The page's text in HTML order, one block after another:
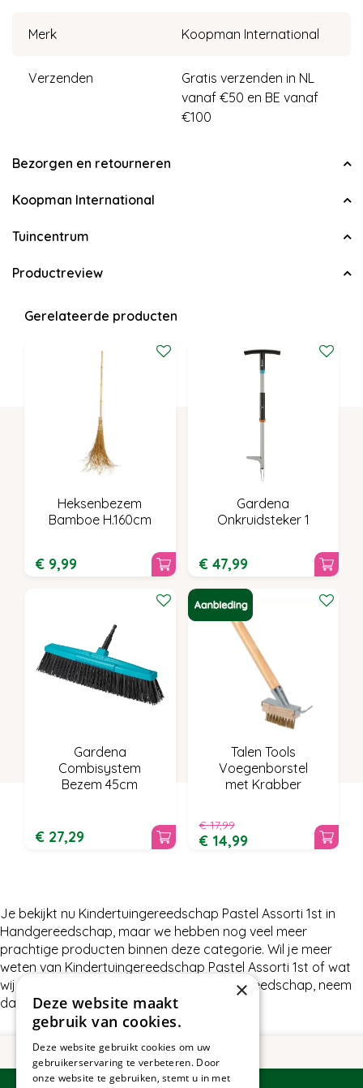
Merk Koopman International
Verzenden
Gratis verzenden in NL
vanaf €50 en BE vanaf
€100
Bezorgen en retourneren
Koopman International
Tuincentrum
Productreview
Gerelateerde producten
Heksenbezem
Bamboe H.160cm
€ 9,99
Gardena
Onkruidsteker 1
€ 47,99
Gardena
Combisystem
Bezem 45cm
€ 27,29
Talen Tools
Voegenborstel
met Krabber
€ 17,99
€ 14,99
Je bekijkt nu Kindertuingereedschap Pastel Assorti 1st in
Handgereedschap, maar we hebben nog veel meer
prachtige producten binnen deze categorie. Wil je meer
weten van Kindertuingereedschap Pastel Assorti 1st of wat
wij nog meer te bieden hebben in Handgereedschap, neem
dan gerust contact met ons op.
×
Deze website maakt
gebruik van cookies.
Deze website gebruikt cookies om uw
gebruikerservaring te verbeteren. Door
onze website te gebruiken, stemt u in met